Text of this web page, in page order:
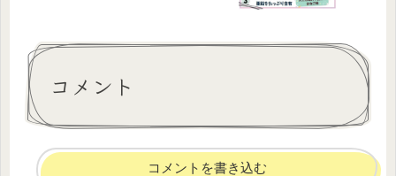
コメント
コメントを書き込む